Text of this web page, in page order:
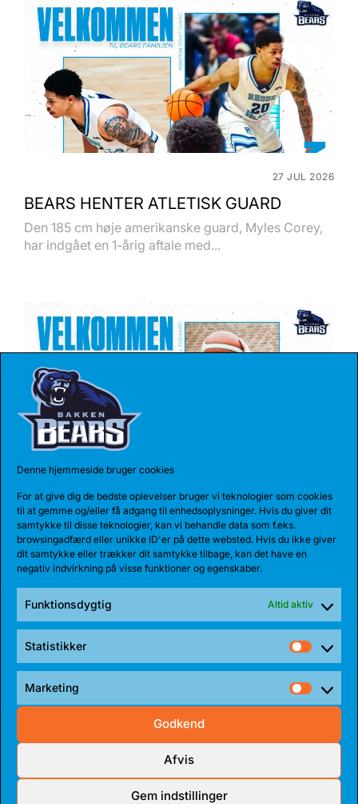
Denne hjemmeside bruger cookies
For at give dig de bedste oplevelser bruger vi teknologier som cookies
til at gemme og/eller få adgang til enhedsoplysninger. Hvis du giver dit
samtykke til disse teknologier, kan vi behandle data som f.eks.
browsingadfærd eller unikke ID'er på dette websted. Hvis du ikke giver
dit samtykke eller trækker dit samtykke tilbage, kan det have en
negativ indvirkning på visse funktioner og egenskaber.
Funktionsdygtig Altid aktiv
Statistikker
Marketing
Godkend
Afvis
Gem indstillinger
27 JUL 2026
BEARS HENTER ATLETISK GUARD
Den 185 cm høje amerikanske guard, Myles Corey,
har indgået en 1-årig aftale med...
TALENT BLIVER FULDTIDSBJØRN
Anton Katholm har skrevet under med Bakken Bears
for endnu en sæson. Sidste sæson havde...